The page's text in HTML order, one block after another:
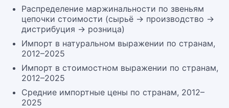
Распределение маржинальности по звеньям
цепочки стоимости (сырьё → производство →
дистрибуция → розница)
Импорт в натуральном выражении по странам,
2012–2025
Импорт в стоимостном выражении по странам,
2012–2025
Средние импортные цены по странам, 2012–
2025